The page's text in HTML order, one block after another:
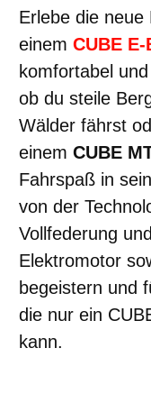
Erlebe die
einem CUBE
komfortabel
ob du steile
Wälder fährst
einem CUBE
Fahrspaß in
von der
Vollfederung
Elektromotor
begeistern und
die nur ein
kann.